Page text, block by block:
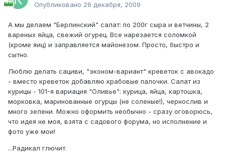
Опубликовано 26 декабря, 2009
А мы делаем "Берлинский" салат: по 200г сыра и ветчины, 2
вареных яйца, свежий огурец. Все нарезается соломкой
(кроме яиц) и заправляется майонезом. Просто, быстро и
сытно.
Люблю делать сациви, "эконом-вариант" креветок с авокадо
- вместо креветок добавляю крабовые палочки. Салат из
курицы - 101-я вариация "Оливье": курица, яйца, картошка,
морковка, маринованные огурцы (не соленые!), чернослив и
много зелени. Можно оформить необычно - сразу оговорюсь,
что идея не моя, взята с садового форума, но исполнение и
фото уже мои!
...Радикал глючит.